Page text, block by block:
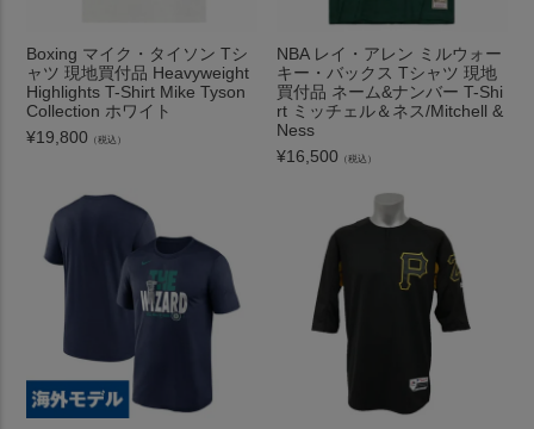
Boxing マイク・タイソン Tシ
ャツ 現地買付品 Heavyweight
Highlights T-Shirt Mike Tyson
Collection ホワイト
¥19,800 （税込）
NBA レイ・アレン ミルウォー
キー・バックス Tシャツ 現地
買付品 ネーム&ナンバー T-Shi
rt ミッチェル＆ネス/Mitchell &
Ness
¥16,500 （税込）